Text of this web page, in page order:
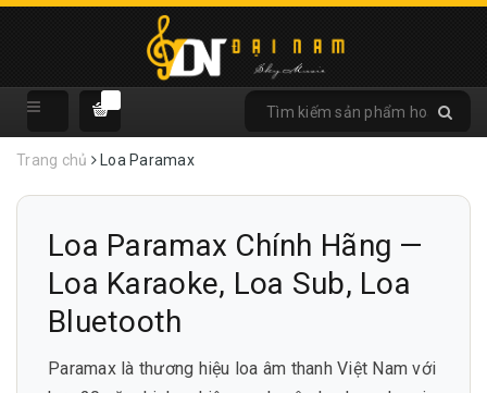
Trang chủ Loa Paramax
Loa Paramax Chính Hãng —
Loa Karaoke, Loa Sub, Loa
Bluetooth
Paramax là thương hiệu loa âm thanh Việt Nam với